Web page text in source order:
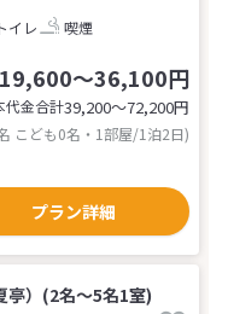
イレ 喫煙
19,600～36,100円
代金合計39,200〜72,200円
こども0名・1部屋/1泊2日)
プラン詳細
亭）(2名～5名1室)